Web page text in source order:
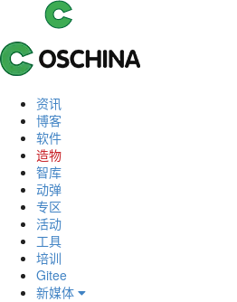
资讯
博客
软件
造物
智库
动弹
专区
活动
工具
培训
Gitee
新媒体